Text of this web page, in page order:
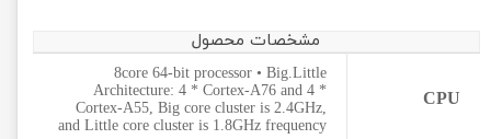
مشخصات محصول
CPU
8core 64-bit processor • Big.Little
Architecture: 4 * Cortex-A76 and 4 *
Cortex-A55, Big core cluster is 2.4GHz,
and Little core cluster is 1.8GHz frequency